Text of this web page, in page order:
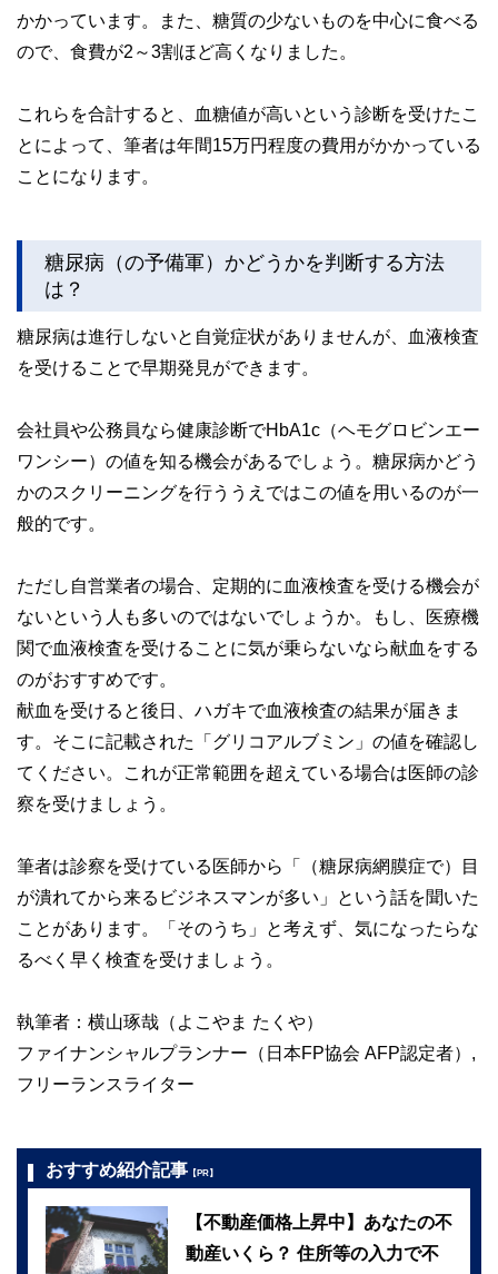
かかっています。また、糖質の少ないものを中心に食べる
ので、食費が2～3割ほど高くなりました。
これらを合計すると、血糖値が高いという診断を受けたこ
とによって、筆者は年間15万円程度の費用がかかっている
ことになります。
糖尿病（の予備軍）かどうかを判断する方法
は？
糖尿病は進行しないと自覚症状がありませんが、血液検査
を受けることで早期発見ができます。
会社員や公務員なら健康診断でHbA1c（ヘモグロビンエー
ワンシー）の値を知る機会があるでしょう。糖尿病かどう
かのスクリーニングを行ううえではこの値を用いるのが一
般的です。
ただし自営業者の場合、定期的に血液検査を受ける機会が
ないという人も多いのではないでしょうか。もし、医療機
関で血液検査を受けることに気が乗らないなら献血をする
のがおすすめです。
献血を受けると後日、ハガキで血液検査の結果が届きま
す。そこに記載された「グリコアルブミン」の値を確認し
てください。これが正常範囲を超えている場合は医師の診
察を受けましょう。
筆者は診察を受けている医師から「（糖尿病網膜症で）目
が潰れてから来るビジネスマンが多い」という話を聞いた
ことがあります。「そのうち」と考えず、気になったらな
るべく早く検査を受けましょう。
執筆者：横山琢哉（よこやま たくや）
ファイナンシャルプランナー（日本FP協会 AFP認定者）,
フリーランスライター
おすすめ紹介記事 【PR】
【不動産価格上昇中】あなたの不
動産いくら？ 住所等の入力で不